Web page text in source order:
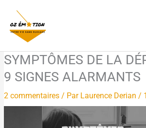
contenu
SYMPTÔMES DE LA
9 SIGNES ALARMANTS
2 commentaires / Par Laurence Derian/